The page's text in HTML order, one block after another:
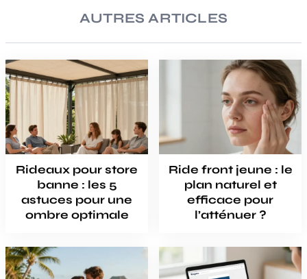
AUTRES ARTICLES
Rideaux pour store
banne : les 5
astuces pour une
ombre optimale
Ride front jeune : le
plan naturel et
efficace pour
l’atténuer ?